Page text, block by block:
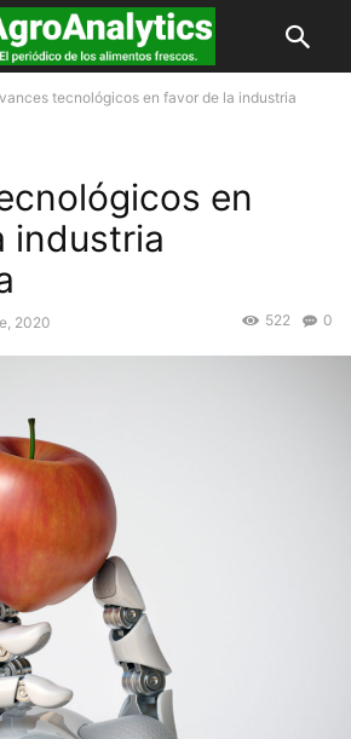
tecnológicos en favor de la industria
en
industria
2020 0
522